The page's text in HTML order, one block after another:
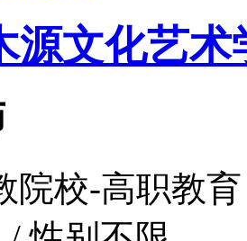
源文化艺术
院校-高职教